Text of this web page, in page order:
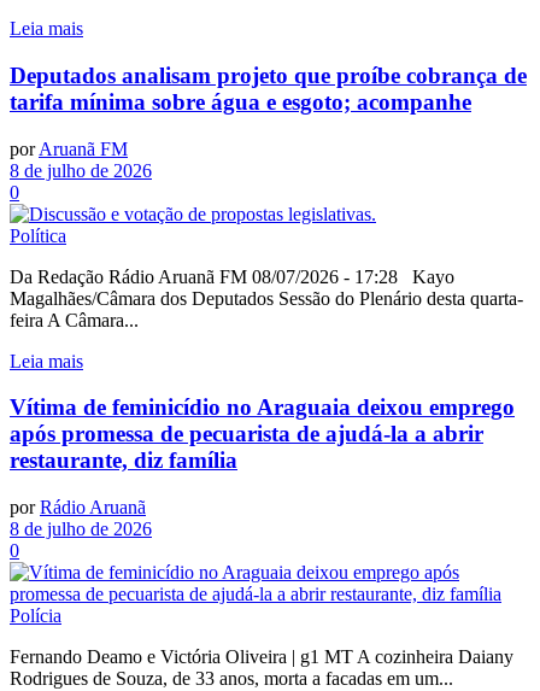
Leia mais
Deputados analisam projeto que proíbe cobrança de
tarifa mínima sobre água e esgoto; acompanhe
por Aruanã FM
8 de julho de 2026
0
Política
Da Redação Rádio Aruanã FM 08/07/2026 - 17:28 Kayo
Magalhães/Câmara dos Deputados Sessão do Plenário desta quarta-
feira A Câmara...
Leia mais
Vítima de feminicídio no Araguaia deixou emprego
após promessa de pecuarista de ajudá-la a abrir
restaurante, diz família
por Rádio Aruanã
8 de julho de 2026
0
Polícia
Fernando Deamo e Victória Oliveira | g1 MT A cozinheira Daiany
Rodrigues de Souza, de 33 anos, morta a facadas em um...